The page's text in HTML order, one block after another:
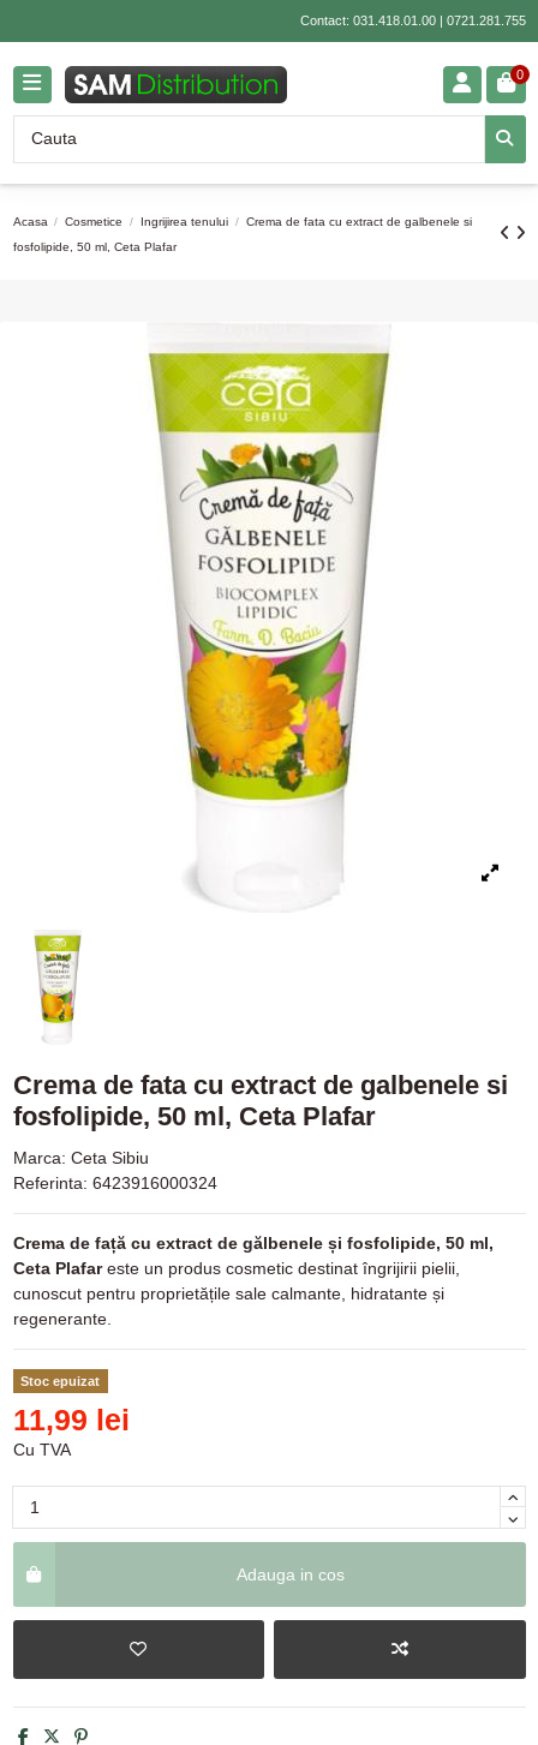
Contact: 031.418.01.00| 0721.281.755
0
Acasa Cosmetice Ingrijirea tenului
Crema de fata cu extract de galbenele si
fosfolipide, 50 ml, Ceta Plafar
Crema de fata cu extract de galbenele si
fosfolipide, 50 ml, Ceta Plafar
Marca: Ceta Sibiu
Referinta: 6423916000324
Crema de față cu extract de gălbenele și fosfolipide, 50 ml,
Ceta Plafareste un produs cosmetic destinat îngrijirii pielii,
cunoscut pentru proprietățile sale calmante, hidratante și
regenerante.
Stoc epuizat
11,99 lei
Cu TVA
Adauga in cos